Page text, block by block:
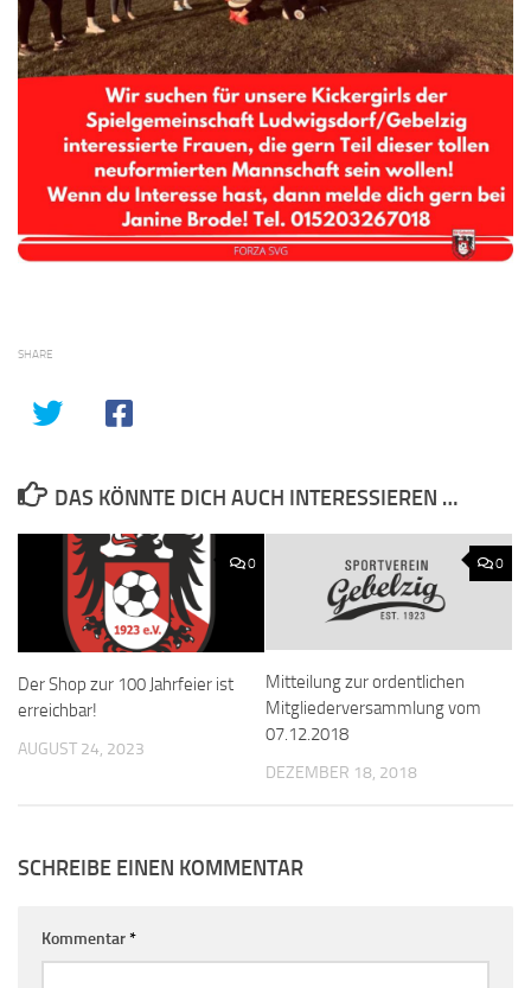
SHARE
DAS KÖNNTE DICH AUCH INTERESSIEREN …
0
Der Shop zur 100 Jahrfeier ist
erreichbar!
AUGUST 24, 2023
0
Mitteilung zur ordentlichen
Mitgliederversammlung vom
07.12.2018
DEZEMBER 18, 2018
SCHREIBE EINEN KOMMENTAR
Kommentar*